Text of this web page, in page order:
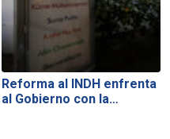
Reforma al INDH enfrenta
al Gobierno con la…